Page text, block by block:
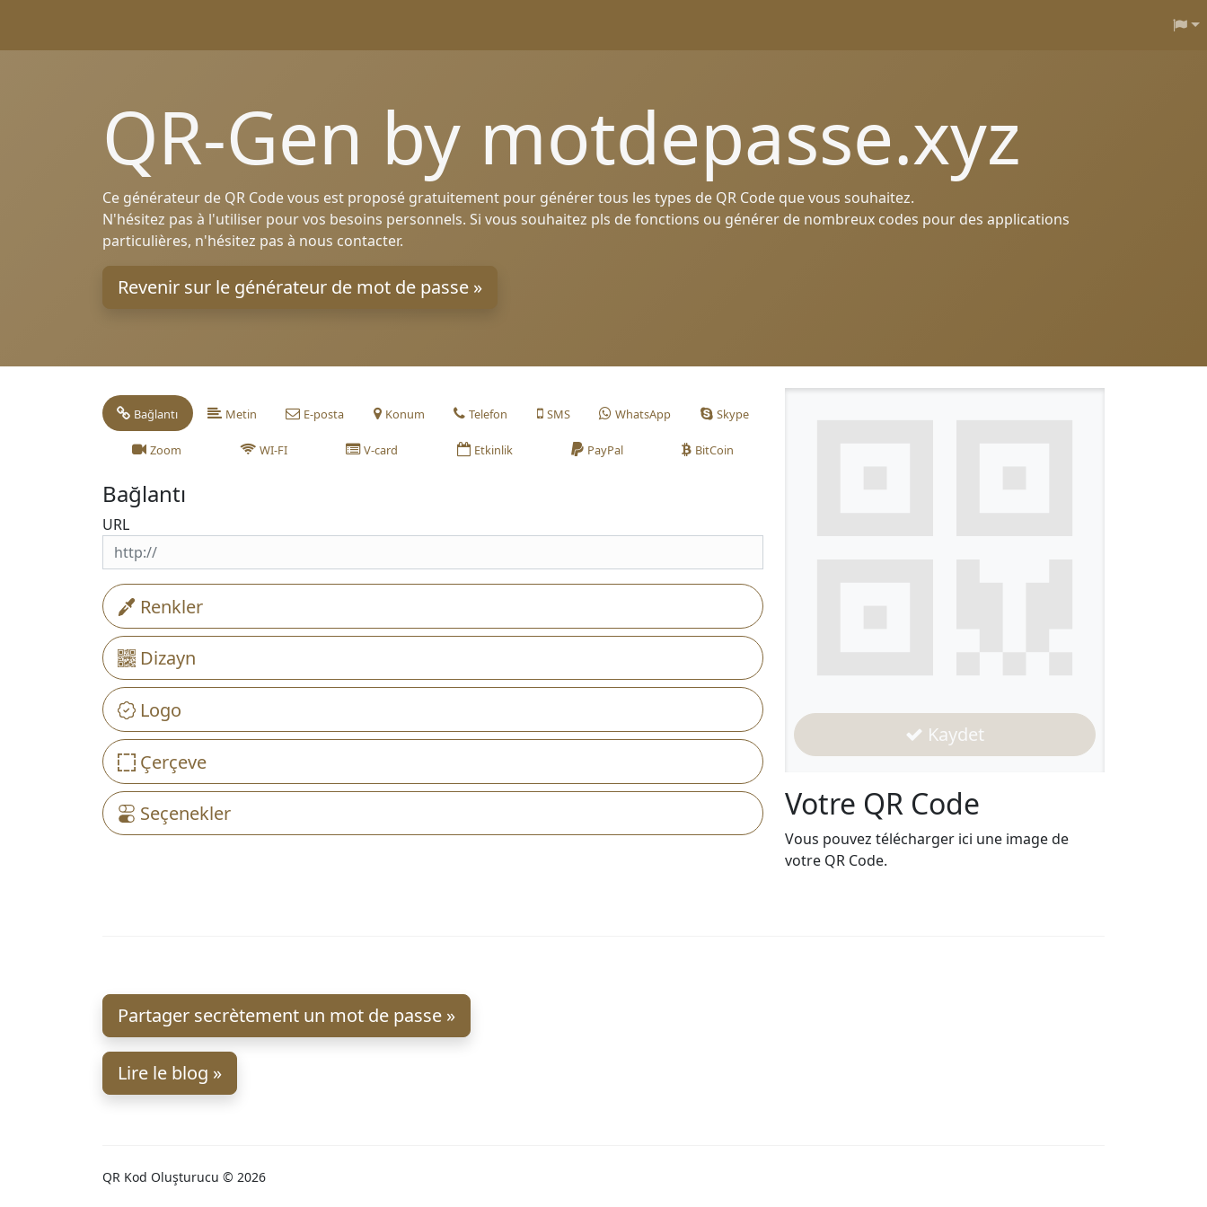
QR-Gen by motdepasse.xyz
Ce générateur de QR Code vous est proposé gratuitement pour générer tous les types de QR Code que vous souhaitez.
N'hésitez pas à l'utiliser pour vos besoins personnels. Si vous souhaitez pls de fonctions ou générer de nombreux codes pour des applications
particulières, n'hésitez pas à nous contacter.
Revenir sur le générateur de mot de passe »
Kaydet
Votre QR Code
Vous pouvez télécharger ici une image de
votre QR Code.
Bağlantı Metin E-posta Konum Telefon SMS WhatsApp Skype
Zoom WI-FI V-card Etkinlik PayPal BitCoin
Bağlantı
URL
Renkler
Dizayn
Logo
Çerçeve
Seçenekler
Partager secrètement un mot de passe »
Lire le blog »
QR Kod Oluşturucu © 2026